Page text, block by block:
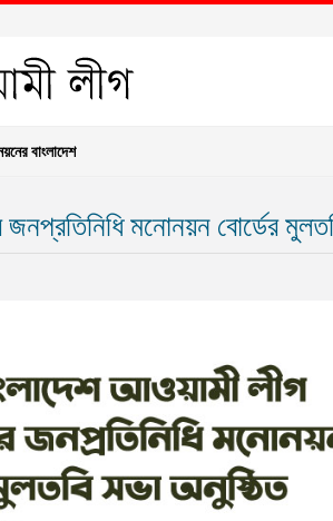
বাংলাদেশ
জনপ্রতিনিধি মনোনয়ন বোর্ডের